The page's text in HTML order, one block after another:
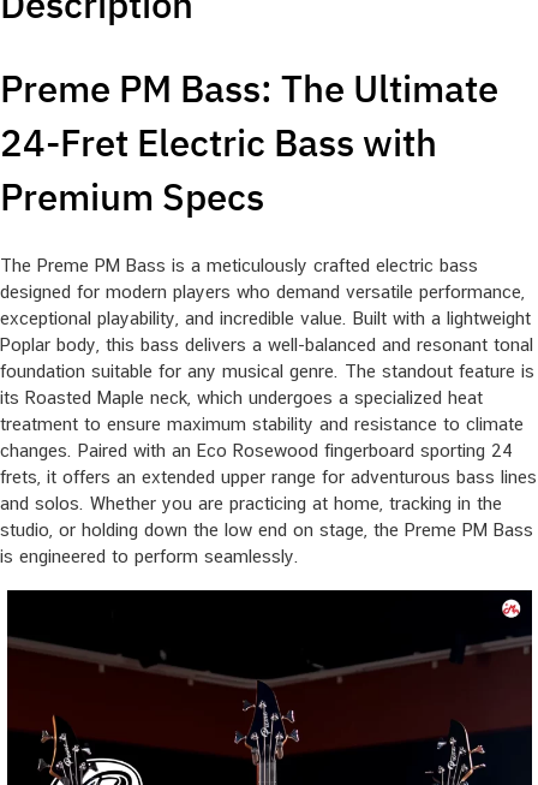
Preme PM Bass: The Ultimate
24-Fret Electric Bass with
Premium Specs
The Preme PM Bass is a meticulously crafted electric bass
designed for modern players who demand versatile performance,
exceptional playability, and incredible value. Built with a lightweight
Poplar body, this bass delivers a well-balanced and resonant tonal
foundation suitable for any musical genre. The standout feature is
its Roasted Maple neck, which undergoes a specialized heat
treatment to ensure maximum stability and resistance to climate
changes. Paired with an Eco Rosewood fingerboard sporting 24
frets, it offers an extended upper range for adventurous bass lines
and solos. Whether you are practicing at home, tracking in the
studio, or holding down the low end on stage, the Preme PM Bass
is engineered to perform seamlessly.